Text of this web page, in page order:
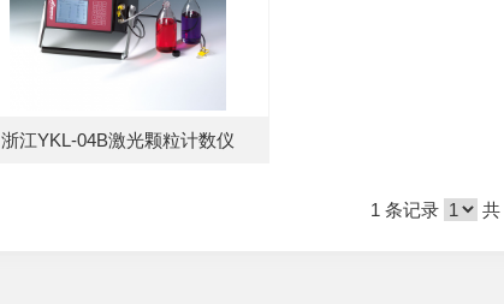
浙江YKL-04B激光颗粒计数仪
1 条记录 共